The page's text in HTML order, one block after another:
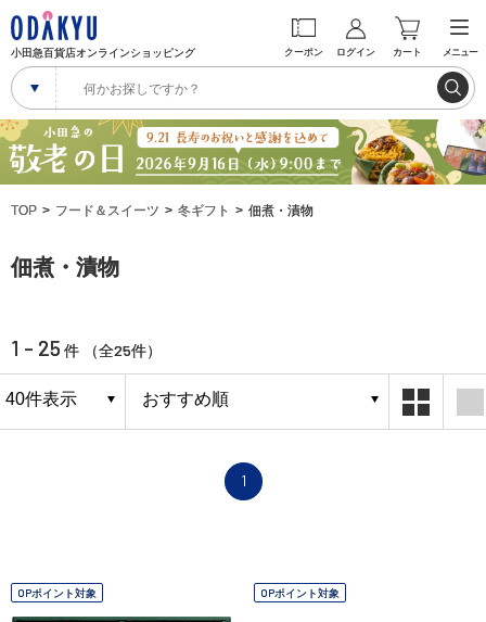
小田急百貨店オンラインショッピング クーポン ログイン カート メニュー
TOP フード＆スイーツ 冬ギフト 佃煮・漬物
佃煮・漬物
1 - 25 件 （全25件）
1
OPポイント対象 OPポイント対象